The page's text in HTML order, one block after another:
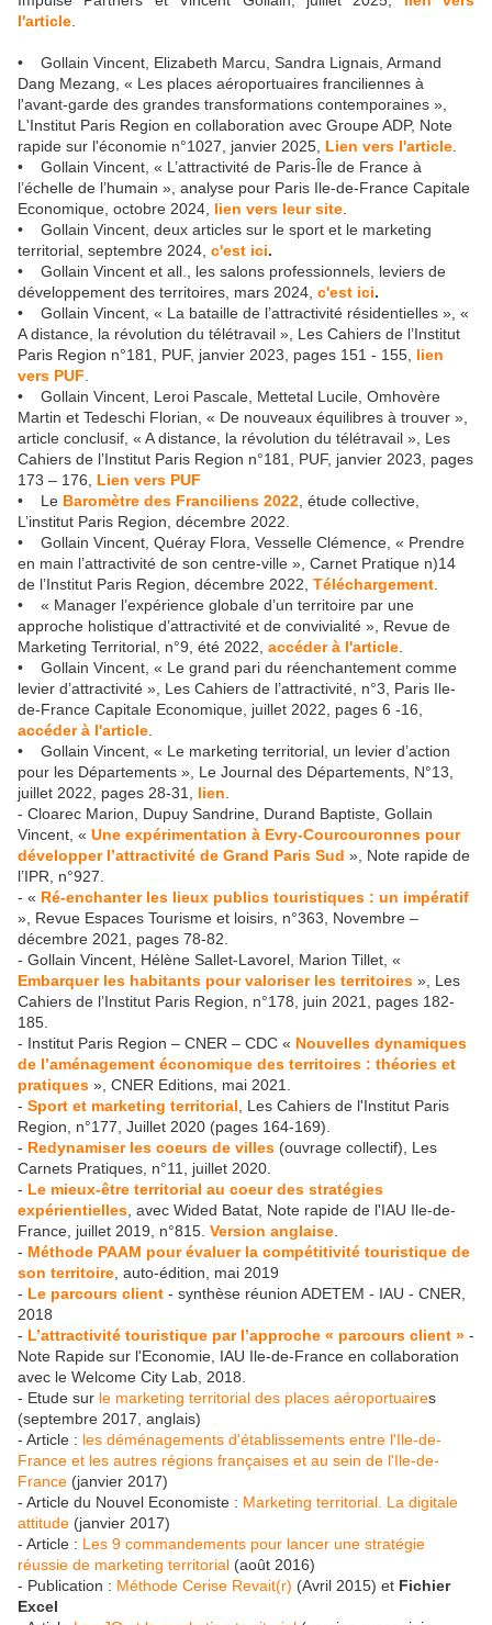
l'article
• Gollain Vincent, Elizabeth Marcu, Sandra Lignais, Armand
Dang Mezang, « Les places aéroportuaires franciliennes à
l'avant-garde des grandes transformations contemporaines »,
L'Institut Paris Region en collaboration avec Groupe ADP, Note
rapide sur l'économie n°1027, janvier 2025, Lien vers l'article
• Gollain Vincent, « L’attractivité de Paris-Île de France à
l’échelle de l’humain », analyse pour Paris Ile-de-France Capitale
Economique, octobre 2024, lien vers leur site
• Gollain Vincent, deux articles sur le sport et le marketing
territorial, septembre 2024, c'est ici.
• Gollain Vincent et all., les salons professionnels, leviers de
développement des territoires, mars 2024, c'est ici.
• Gollain Vincent, « La bataille de l’attractivité résidentielles », «
A distance, la révolution du télétravail », Les Cahiers de l’Institut
Paris Region n°181, PUF, janvier 2023, pages 151 - 155, lien
vers PUF
• Gollain Vincent, Leroi Pascale, Mettetal Lucile, Omhovère
Martin et Tedeschi Florian, « De nouveaux équilibres à trouver »,
article conclusif, « A distance, la révolution du télétravail », Les
Cahiers de l’Institut Paris Region n°181, PUF, janvier 2023, pages
173 – 176, Lien vers PUF
• Le Baromètre des Franciliens 2022 , étude collective,
L’institut Paris Region, décembre 2022.
• Gollain Vincent, Quéray Flora, Vesselle Clémence, « Prendre
en main l’attractivité de son centre-ville », Carnet Pratique n)14
de l’Institut Paris Region, décembre 2022, Téléchargement
• « Manager l’expérience globale d’un territoire par une
approche holistique d’attractivité et de convivialité », Revue de
Marketing Territorial, n°9, été 2022, accéder à l'article
• Gollain Vincent, « Le grand pari du réenchantement comme
levier d’attractivité », Les Cahiers de l’attractivité, n°3, Paris Ile-
de-France Capitale Economique, juillet 2022, pages 6 -16,
accéder à l'article
• Gollain Vincent, « Le marketing territorial, un levier d’action
pour les Départements », Le Journal des Départements, N°13,
juillet 2022, pages 28-31, lien
- Cloarec Marion, Dupuy Sandrine, Durand Baptiste, Gollain
Vincent, « Une expérimentation à Evry-Courcouronnes pour
développer l’attractivité de Grand Paris Sud », Note rapide de
l’IPR, n°927.
- « Ré-enchanter les lieux publics touristiques : un impératif
», Revue Espaces Tourisme et loisirs, n°363, Novembre –
décembre 2021, pages 78-82.
- Gollain Vincent, Hélène Sallet-Lavorel, Marion Tillet, «
Embarquer les habitants pour valoriser les territoires », Les
Cahiers de l’Institut Paris Region, n°178, juin 2021, pages 182-
185.
- Institut Paris Region – CNER – CDC « Nouvelles dynamiques
de l’aménagement économique des territoires : théories et
pratiques », CNER Editions, mai 2021.
- Sport et marketing territorial , Les Cahiers de l'Institut Paris
Region, n°177, Juillet 2020 (pages 164-169).
- Redynamiser les coeurs de villes (ouvrage collectif), Les
Carnets Pratiques, n°11, juillet 2020.
- Le mieux-être territorial au coeur des stratégies
expérientielles , avec Wided Batat, Note rapide de l'IAU Ile-de-
France, juillet 2019, n°815. Version anglaise
- Méthode PAAM pour évaluer la compétitivité touristique de
son territoire , auto-édition, mai 2019
- Le parcours client - synthèse réunion ADETEM - IAU - CNER,
2018
- L’attractivité touristique par l’approche « parcours client » -
Note Rapide sur l'Economie, IAU Ile-de-France en collaboration
avec le Welcome City Lab, 2018.
- Etude sur le marketing territorial des places aéroportuaires
(septembre 2017, anglais)
- Article : les déménagements d'établissements entre l'Ile-de-
France et les autres régions françaises et au sein de l'Ile-de-
France (janvier 2017)
- Article du Nouvel Economiste : Marketing territorial. La digitale
attitude (janvier 2017)
- Article : Les 9 commandements pour lancer une stratégie
réussie de marketing territorial (août 2016)
- Publication : Méthode Cerise Revait(r) (Avril 2015) et Fichier
Excel